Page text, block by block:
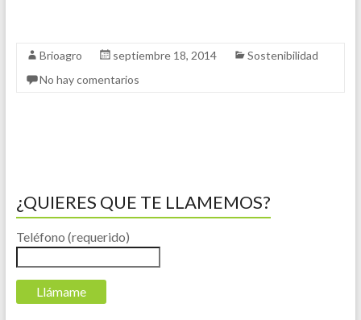
Brioagro septiembre 18, 2014
Sostenibilidad
No hay comentarios
¿QUIERES QUE TE LLAMEMOS?
Teléfono (requerido)